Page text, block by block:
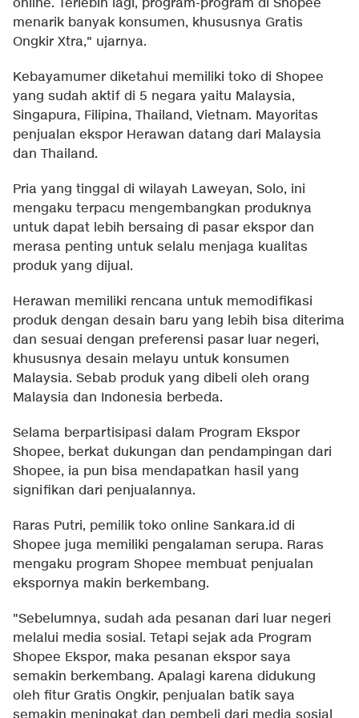
online. Terlebih lagi, program-program di Shopee
menarik banyak konsumen, khususnya Gratis
Ongkir Xtra," ujarnya.
Kebayamumer diketahui memiliki toko di Shopee
yang sudah aktif di 5 negara yaitu Malaysia,
Singapura, Filipina, Thailand, Vietnam. Mayoritas
penjualan ekspor Herawan datang dari Malaysia
dan Thailand.
Pria yang tinggal di wilayah Laweyan, Solo, ini
mengaku terpacu mengembangkan produknya
untuk dapat lebih bersaing di pasar ekspor dan
merasa penting untuk selalu menjaga kualitas
produk yang dijual.
Herawan memiliki rencana untuk memodifikasi
produk dengan desain baru yang lebih bisa diterima
dan sesuai dengan preferensi pasar luar negeri,
khususnya desain melayu untuk konsumen
Malaysia. Sebab produk yang dibeli oleh orang
Malaysia dan Indonesia berbeda.
Selama berpartisipasi dalam Program Ekspor
Shopee, berkat dukungan dan pendampingan dari
Shopee, ia pun bisa mendapatkan hasil yang
signifikan dari penjualannya.
Raras Putri, pemilik toko online Sankara.id di
Shopee juga memiliki pengalaman serupa. Raras
mengaku program Shopee membuat penjualan
ekspornya makin berkembang.
"Sebelumnya, sudah ada pesanan dari luar negeri
melalui media sosial. Tetapi sejak ada Program
Shopee Ekspor, maka pesanan ekspor saya
semakin berkembang. Apalagi karena didukung
oleh fitur Gratis Ongkir, penjualan batik saya